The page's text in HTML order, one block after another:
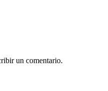
un comentario.